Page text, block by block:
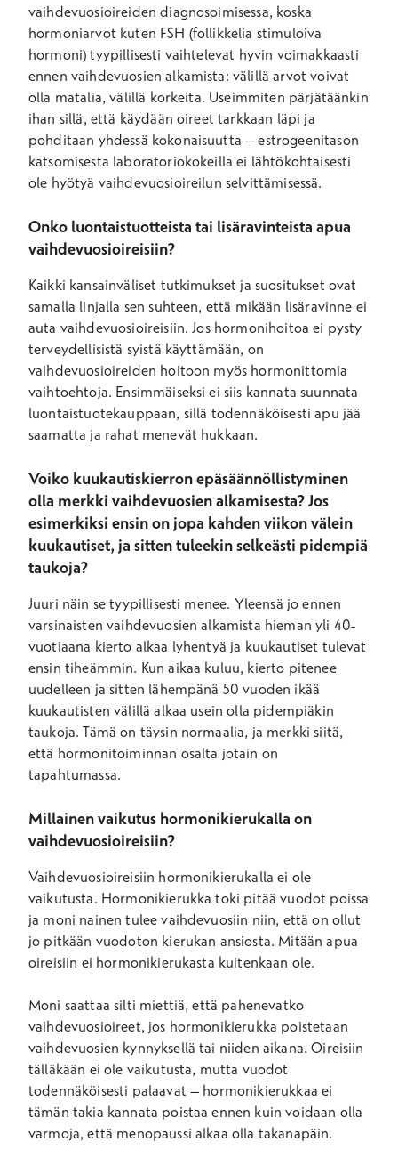
vaihdevuosioireiden diagnosoimisessa, koska
hormoniarvot kuten FSH (follikkelia stimuloiva
hormoni) tyypillisesti vaihtelevat hyvin voimakkaasti
ennen vaihdevuosien alkamista: välillä arvot voivat
olla matalia, välillä korkeita. Useimmiten pärjätäänkin
ihan sillä, että käydään oireet tarkkaan läpi ja
pohditaan yhdessä kokonaisuutta – estrogeenitason
katsomisesta laboratoriokokeilla ei lähtökohtaisesti
ole hyötyä vaihdevuosioireilun selvittämisessä.
Onko luontaistuotteista tai lisäravinteista apua
vaihdevuosioireisiin?
Kaikki kansainväliset tutkimukset ja suositukset ovat
samalla linjalla sen suhteen, että mikään lisäravinne ei
auta vaihdevuosioireisiin. Jos hormonihoitoa ei pysty
terveydellisistä syistä käyttämään, on
vaihdevuosioireiden hoitoon myös hormonittomia
vaihtoehtoja. Ensimmäiseksi ei siis kannata suunnata
luontaistuotekauppaan, sillä todennäköisesti apu jää
saamatta ja rahat menevät hukkaan.
Voiko kuukautiskierron epäsäännöllistyminen
olla merkki vaihdevuosien alkamisesta? Jos
esimerkiksi ensin on jopa kahden viikon välein
kuukautiset, ja sitten tuleekin selkeästi pidempiä
taukoja?
Juuri näin se tyypillisesti menee. Yleensä jo ennen
varsinaisten vaihdevuosien alkamista hieman yli 40-
vuotiaana kierto alkaa lyhentyä ja kuukautiset tulevat
ensin tiheämmin. Kun aikaa kuluu, kierto pitenee
uudelleen ja sitten lähempänä 50 vuoden ikää
kuukautisten välillä alkaa usein olla pidempiäkin
taukoja. Tämä on täysin normaalia, ja merkki siitä,
että hormonitoiminnan osalta jotain on
tapahtumassa.
Millainen vaikutus hormonikierukalla on
vaihdevuosioireisiin?
Vaihdevuosioireisiin hormonikierukalla ei ole
vaikutusta. Hormonikierukka toki pitää vuodot poissa
ja moni nainen tulee vaihdevuosiin niin, että on ollut
jo pitkään vuodoton kierukan ansiosta. Mitään apua
oireisiin ei hormonikierukasta kuitenkaan ole.
Moni saattaa silti miettiä, että pahenevatko
vaihdevuosioireet, jos hormonikierukka poistetaan
vaihdevuosien kynnyksellä tai niiden aikana. Oireisiin
tälläkään ei ole vaikutusta, mutta vuodot
todennäköisesti palaavat – hormonikierukkaa ei
tämän takia kannata poistaa ennen kuin voidaan olla
varmoja, että menopaussi alkaa olla takanapäin.